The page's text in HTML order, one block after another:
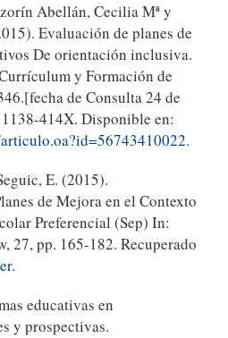
Abellán, Cecilia Mª y
Evaluación de planes de
De orientación inclusiva.
y Formación de
de Consulta 24 de
414X. Disponible en:
.
E. (2015).
de Mejora en el Contexto
Preferencial (Sep) In:
27, pp. 165-182. Recuperado
.
educativas en
y prospectivas.